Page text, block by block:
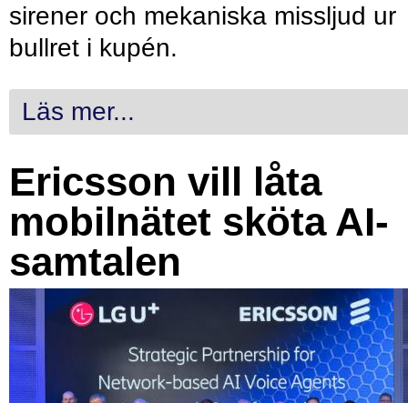
sirener och mekaniska missljud ur
bullret i kupén.
Läs mer...
Ericsson vill låta
mobilnätet sköta AI-
samtalen